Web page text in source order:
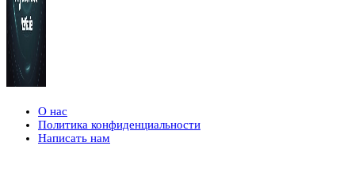
О нас
Политика конфиденциальности
Написать нам